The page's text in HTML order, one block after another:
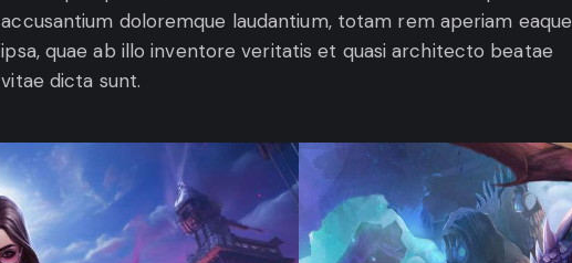
accusantium doloremque laudantium, totam rem aperiam eaque
ipsa, quae ab illo inventore veritatis et quasi architecto beatae
vitae dicta sunt.